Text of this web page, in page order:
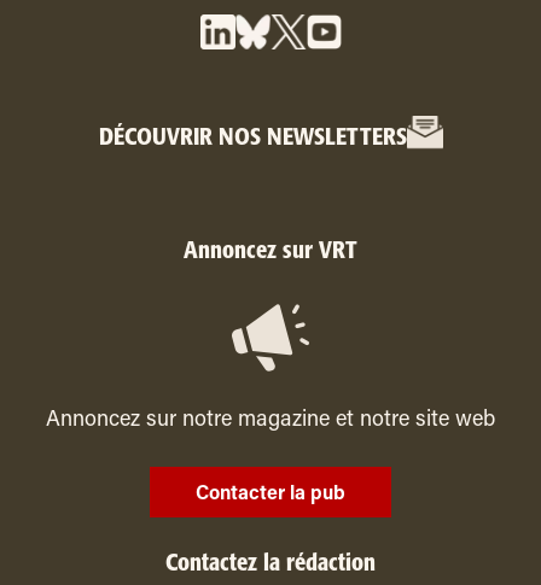
DÉCOUVRIR NOS NEWSLETTERS
Annoncez sur VRT
Annoncez sur notre magazine et notre site web
Contacter la pub
Contactez la rédaction